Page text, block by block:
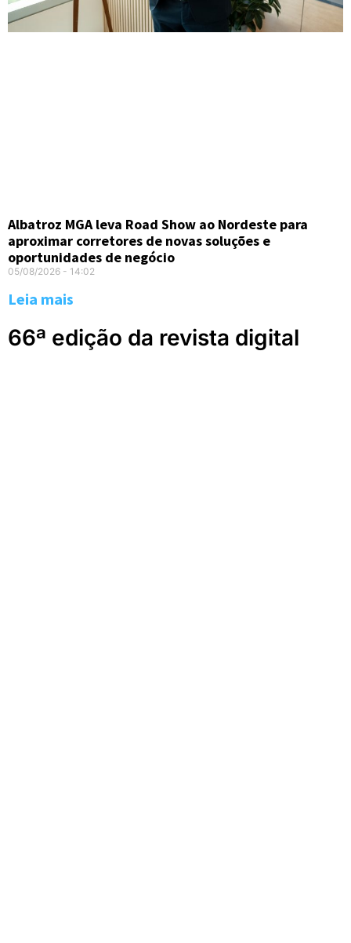
Albatroz MGA leva Road Show ao Nordeste para
aproximar corretores de novas soluções e
oportunidades de negócio
05/08/2026 14:02
Leia mais
66ª edição da revista digital